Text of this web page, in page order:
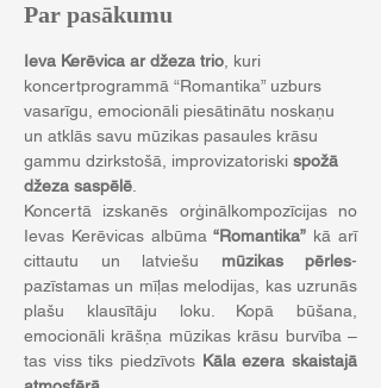
Par pasākumu
Ieva Kerēvica ar džeza trio , kuri
koncertprogrammā “Romantika” uzburs
vasarīgu, emocionāli piesātinātu noskaņu
un atklās savu mūzikas pasaules krāsu
gammu dzirkstošā, improvizatoriski spožā
džeza saspēlē
Koncertā izskanēs orģinālkompozīcijas no
Ievas Kerēvicas albūma “Romantika” kā arī
cittautu un latviešu mūzikas pērles-
pazīstamas un mīļas melodijas, kas uzrunās
plašu klausītāju loku. Kopā būšana,
emocionāli krāšņa mūzikas krāsu burvība –
tas viss tiks piedzīvots Kāla ezera skaistajā